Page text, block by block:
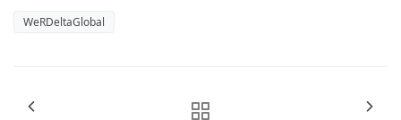
WeRDeltaGlobal